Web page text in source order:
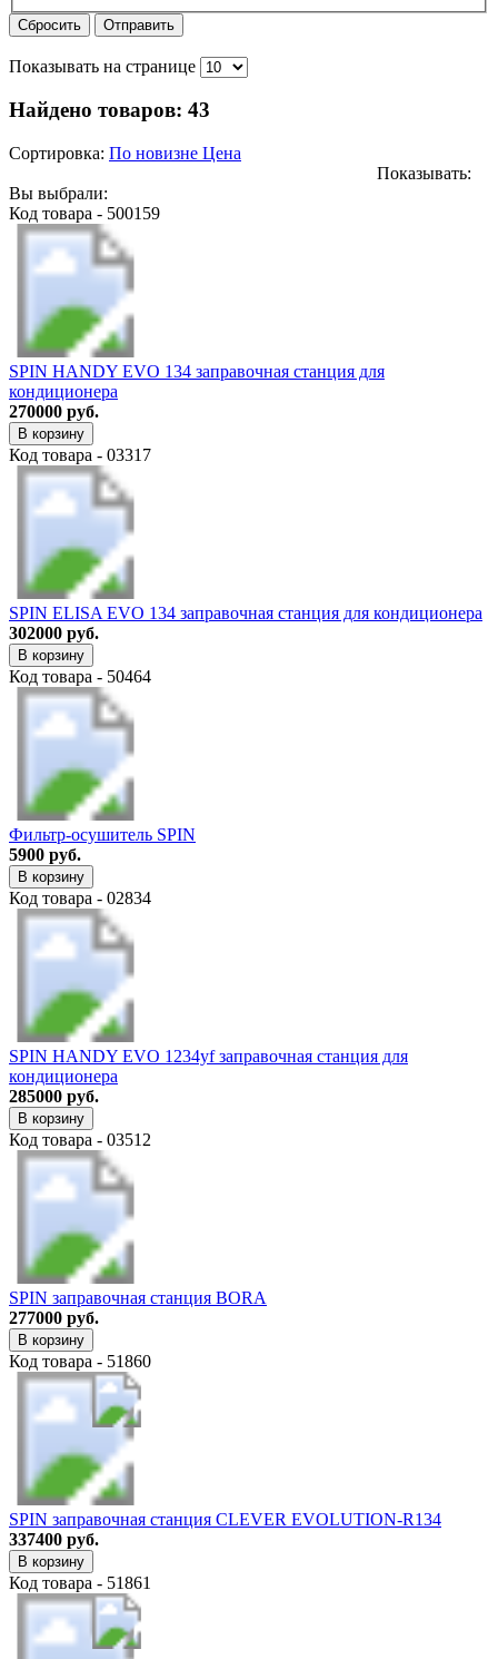
Сбросить Отправить
Показывать на странице
Найдено товаров: 43
Сортировка: По новизне Цена
Показывать:
Вы выбрали:
Код товара - 500159
SPIN HANDY EVO 134 заправочная станция для
кондиционера
270000 руб.
В корзину
Код товара - 03317
SPIN ELISA EVO 134 заправочная станция для кондиционера
302000 руб.
В корзину
Код товара - 50464
Фильтр-осушитель SPIN
5900 руб.
В корзину
Код товара - 02834
SPIN HANDY EVO 1234yf заправочная станция для
кондиционера
285000 руб.
В корзину
Код товара - 03512
SPIN заправочная станция BORA
277000 руб.
В корзину
Код товара - 51860
SPIN заправочная станция CLEVER EVOLUTION-R134
337400 руб.
В корзину
Код товара - 51861